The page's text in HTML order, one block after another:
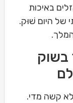
באיכות
של היום שׁוּק.
בשוק
קשה מדי.